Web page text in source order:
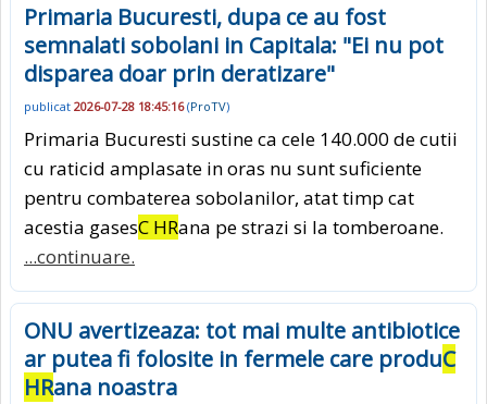
Primaria Bucuresti, dupa ce au fost
semnalati sobolani in Capitala: "Ei nu pot
disparea doar prin deratizare"
publicat 2026-07-28 18:45:16(ProTV)
Primaria Bucuresti sustine ca cele 140.000 de cutii
cu raticid amplasate in oras nu sunt suficiente
pentru combaterea sobolanilor, atat timp cat
acestia gasesC HRana pe strazi si la tomberoane.
...continuare.
ONU avertizeaza: tot mai multe antibiotice
ar putea fi folosite in fermele care produC
HRana noastra